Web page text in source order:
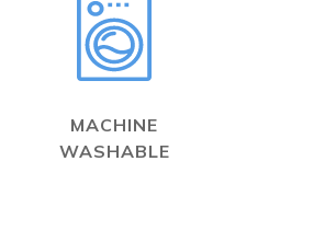
MACHINE
WASHABLE